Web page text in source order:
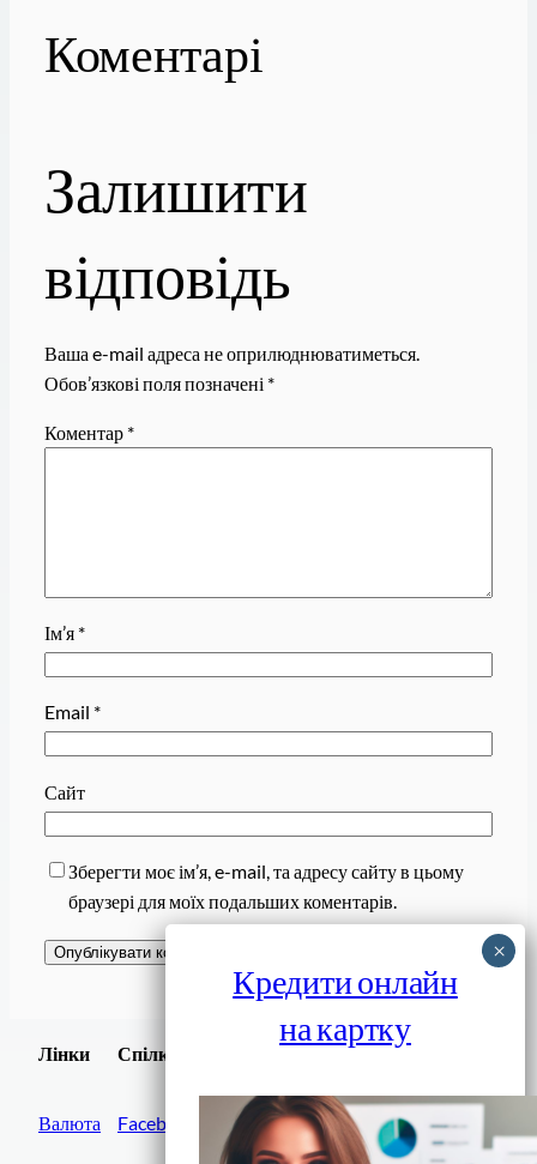
Коментарі
Залишити
відповідь
Ваша e-mail адреса не оприлюднюватиметься.
Обов’язкові поля позначені *
Коментар *
Ім’я *
Email *
Сайт
Зберегти моє ім’я, e-mail, та адресу сайту в цьому
браузері для моїх подальших коментарів.
Лінки
Валюта
Спілки
Facebook
Завантажити
Кредити онлайн
на картку